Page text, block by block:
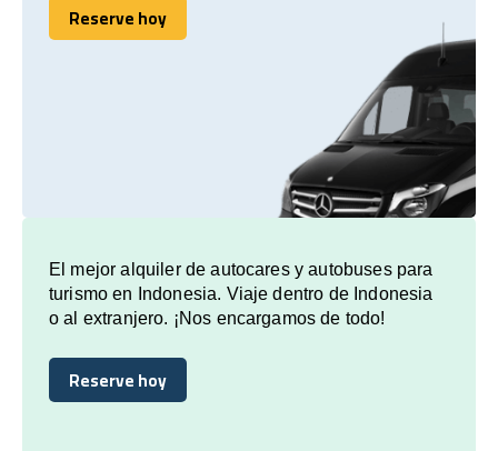
Reserve hoy
Reserve hoy
El mejor alquiler de autocares y autobuses para
turismo en Indonesia. Viaje dentro de Indonesia
o al extranjero. ¡Nos encargamos de todo!
Reserve hoy
Reserve hoy